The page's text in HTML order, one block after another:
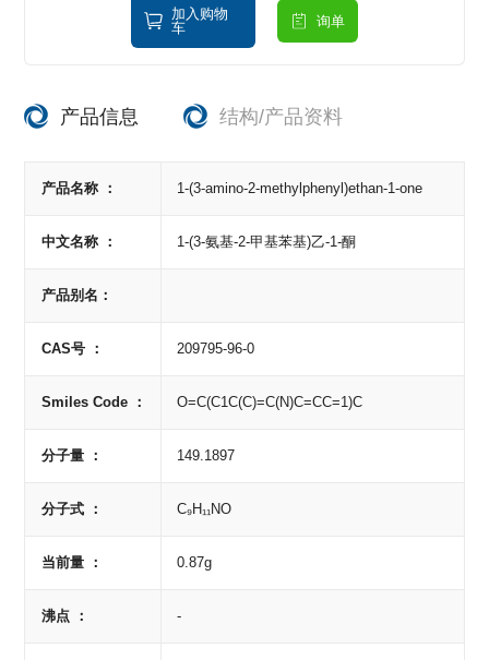
加入购物
车
询单
产品信息 结构/产品资料
产品名称 ： 1-(3-amino-2-methylphenyl)ethan-1-one
中文名称 ： 1-(3-氨基-2-甲基苯基)乙-1-酮
产品别名：
CAS号 ： 209795-96-0
Smiles Code ： O=C(C1C(C)=C(N)C=CC=1)C
分子量 ： 149.1897
分子式 ： C₉H₁₁NO
当前量 ： 0.87g
沸点 ： -